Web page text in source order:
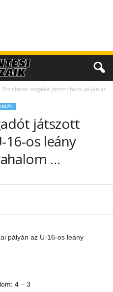
Szombaton rangadót játszott hazai pályán az
játszott
16-os leány
…
pályán az U-16-os leány
4 – 3